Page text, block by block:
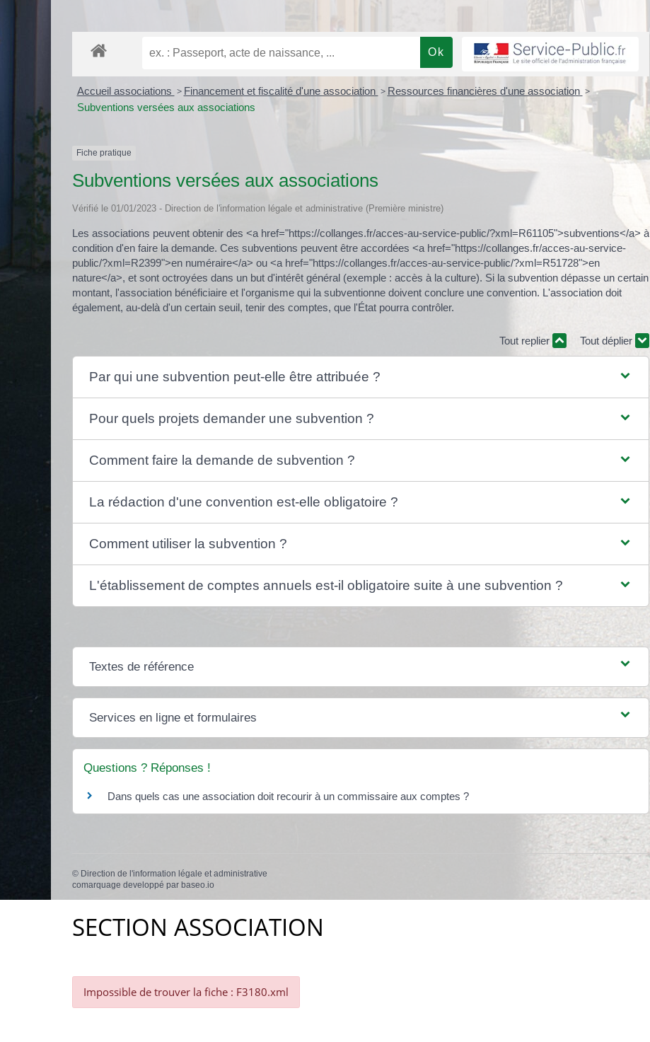
Accueil associations > Financement et fiscalité d'une association > Ressources financières d'une association >
Subventions versées aux associations
Fiche pratique
Subventions versées aux associations
Vérifié le 01/01/2023 - Direction de l'information légale et administrative (Première ministre)
Les associations peuvent obtenir des <a href="https://collanges.fr/acces-au-service-public/?xml=R61105">subventions</a> à
condition d'en faire la demande. Ces subventions peuvent être accordées <a href="https://collanges.fr/acces-au-service-
public/?xml=R2399">en numéraire</a> ou <a href="https://collanges.fr/acces-au-service-public/?xml=R51728">en
nature</a>, et sont octroyées dans un but d'intérêt général (exemple : accès à la culture). Si la subvention dépasse un certain
montant, l'association bénéficiaire et l'organisme qui la subventionne doivent conclure une convention. L'association doit
également, au-delà d'un certain seuil, tenir des comptes, que l'État pourra contrôler.
Tout replier Tout déplier
Par qui une subvention peut-elle être attribuée ?
Pour quels projets demander une subvention ?
Comment faire la demande de subvention ?
La rédaction d'une convention est-elle obligatoire ?
Comment utiliser la subvention ?
L'établissement de comptes annuels est-il obligatoire suite à une subvention ?
Textes de référence
Services en ligne et formulaires
Questions ? Réponses !
Dans quels cas une association doit recourir à un commissaire aux comptes ?
© Direction de l'information légale et administrative
comarquage developpé par baseo.io
SECTION ASSOCIATION
Impossible de trouver la fiche : F3180.xml